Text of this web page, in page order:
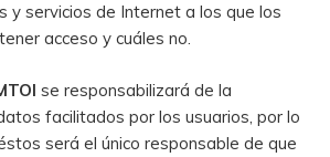
y servicios de Internet a los que los
acceso y cuáles no.
se responsabilizará de la
facilitados por los usuarios, por lo
será el único responsable de que